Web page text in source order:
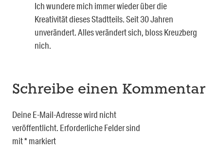
Ich wundere mich immer wieder über die
Kreativität dieses Stadtteils. Seit 30 Jahren
unverändert. Alles verändert sich, bloss Kreuzberg
nich.
Schreibe einen Kommentar
Deine E-Mail-Adresse wird nicht
veröffentlicht. Erforderliche Felder sind
mit*markiert